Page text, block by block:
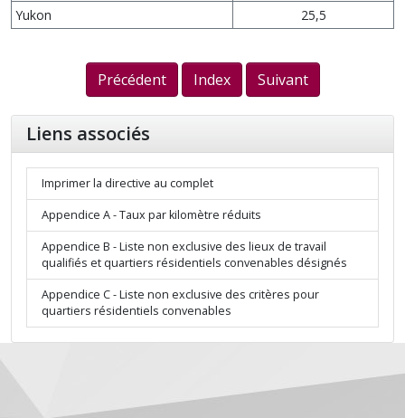
Yukon
25,5
Précédent Index Suivant
Liens associés
Imprimer la directive au complet
Appendice A - Taux par kilomètre réduits
Appendice B - Liste non exclusive des lieux de travail
qualifiés et quartiers résidentiels convenables désignés
Appendice C - Liste non exclusive des critères pour
quartiers résidentiels convenables